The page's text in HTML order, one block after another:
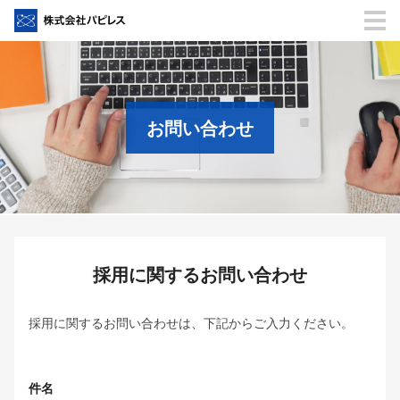
お問い合わせ
採用に関するお問い合わせ
採用に関するお問い合わせは、下記からご入力ください。
件名